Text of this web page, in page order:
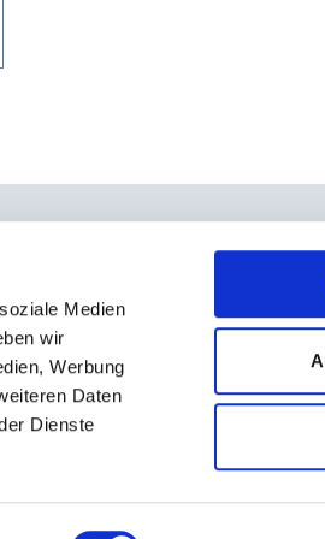
Medien
wir
Werbung
Daten
Dienste
Kontakt
Storno- und
Impressum
Datenschutz